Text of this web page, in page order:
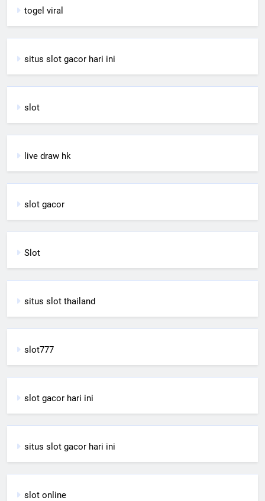
togel viral
situs slot gacor hari ini
slot
live draw hk
slot gacor
Slot
situs slot thailand
slot777
slot gacor hari ini
situs slot gacor hari ini
slot online